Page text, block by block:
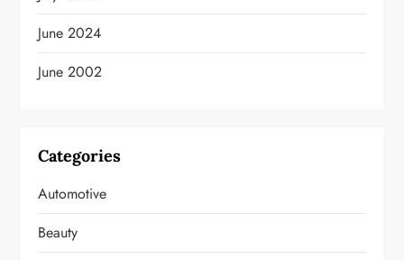
June 2024
June 2002
Categories
Automotive
Beauty